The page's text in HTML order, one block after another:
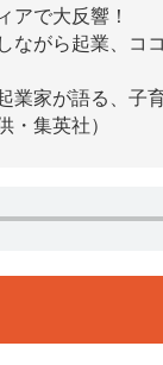
アで大反響！
ながら起業、コ
業家が語る、子
・集英社）